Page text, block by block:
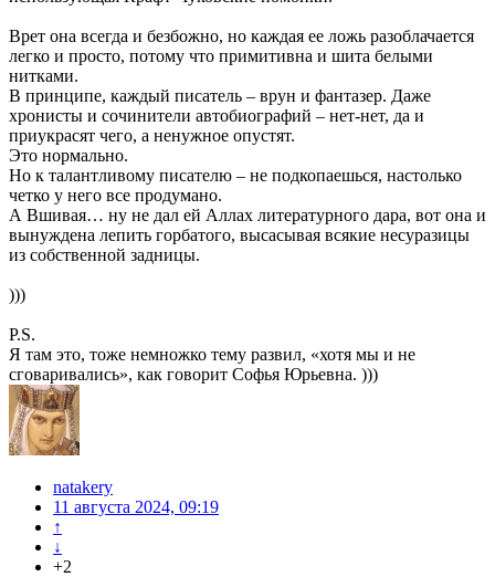
Врет она всегда и безбожно, но каждая ее ложь разоблачается
легко и просто, потому что примитивна и шита белыми
нитками.
В принципе, каждый писатель – врун и фантазер. Даже
хронисты и сочинители автобиографий – нет-нет, да и
приукрасят чего, а ненужное опустят.
Это нормально.
Но к талантливому писателю – не подкопаешься, настолько
четко у него все продумано.
А Вшивая… ну не дал ей Аллах литературного дара, вот она и
вынуждена лепить горбатого, высасывая всякие несуразицы
из собственной задницы.
)))
P.S.
Я там это, тоже немножко тему развил, «хотя мы и не
сговаривались», как говорит Софья Юрьевна. )))
natakery
11 августа 2024, 09:19
↑
↓
+2